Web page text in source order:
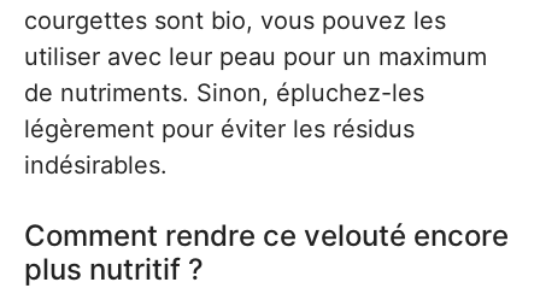
courgettes sont bio, vous pouvez les
utiliser avec leur peau pour un maximum
de nutriments. Sinon, épluchez-les
légèrement pour éviter les résidus
indésirables.
Comment rendre ce velouté encore
plus nutritif ?